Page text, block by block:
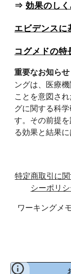
⇒効果のし
エビデンスに
コグメドの特
重要なお知らせ
ングは、医療
ことを意図さ
グに関する科
す。その前提
る効果と結果
特定商取引に
シーポリ
ワーキングメ